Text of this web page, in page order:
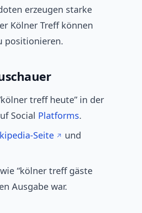
erzeugen starke
Kölner Treff können
positionieren.
treff heute” in der
Social Platforms.
Seite
und
“kölner treff gäste
Ausgabe war.